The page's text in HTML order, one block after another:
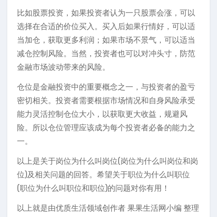
比如股票投资，如果投资者认为一只股票会涨，可以
选择在合适的价位买入。买入后如果行情好，可以适
当加仓，获取更多利润；如果市场不景气，可以适当
减仓控制风险。当然，投资者也可以对冲头寸，防范
金融市场波动带来的风险。
仓位是金融投资中的重要概念之一，与投资者的盈亏
密切相关。投资者需要根据市场情况和自身风险承受
能力灵活控制仓位大小，以获取更大收益，规避风
险。所以仓位管理应该成为每个投资者必备的能力之
一。
以上是关于岗位为什么叫岗位(岗位为什么叫岗位和岗
位)及相关问题的回答。希望关于职位为什么叫职位
(职位为什么叫职位和职位)的问题对你有用！
以上就是由优质生活领域创作者 果果生活网小编 整理